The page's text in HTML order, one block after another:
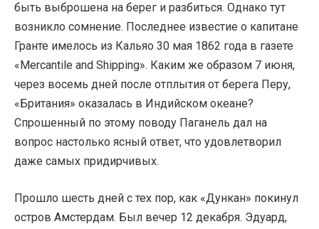
быть выброшена на берег и разбиться. Однако тут
возникло сомнение. Последнее известие о капитане
Гранте имелось из Кальяо 30 мая 1862 года в газете
«Mercantile and Shipping». Каким же образом 7 июня,
через восемь дней после отплытия от берега Перу,
«Британия» оказалась в Индийском океане?
Спрошенный по этому поводу Паганель дал на
вопрос настолько ясный ответ, что удовлетворил
даже самых придирчивых.
Прошло шесть дней с тех пор, как «Дункан» покинул
остров Амстердам. Был вечер 12 декабря. Эдуард,